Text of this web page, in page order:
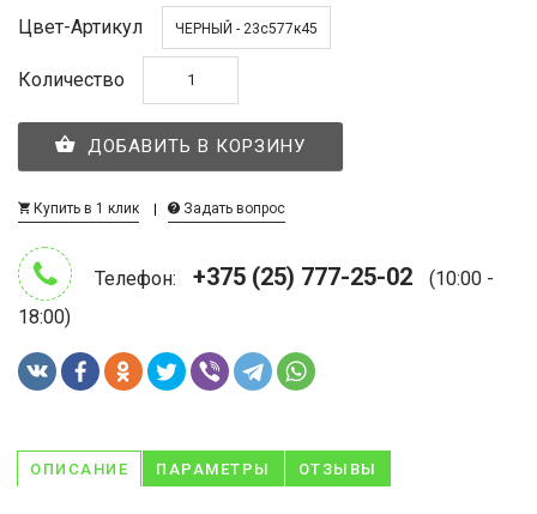
Цвет-Артикул ЧЕРНЫЙ - 23с577к45
Количество
ДОБАВИТЬ В КОРЗИНУ
Купить в 1 клик Задать вопрос
Телефон: +375 (25) 777-25-02
(10:00 -
18:00)
ОПИСАНИЕ ПАРАМЕТРЫ ОТЗЫВЫ